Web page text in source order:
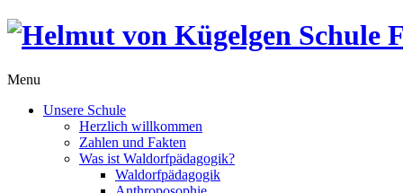
Menu
Unsere Schule
Herzlich willkommen
Zahlen und Fakten
Was ist Waldorfpädagogik?
Waldorfpädagogik